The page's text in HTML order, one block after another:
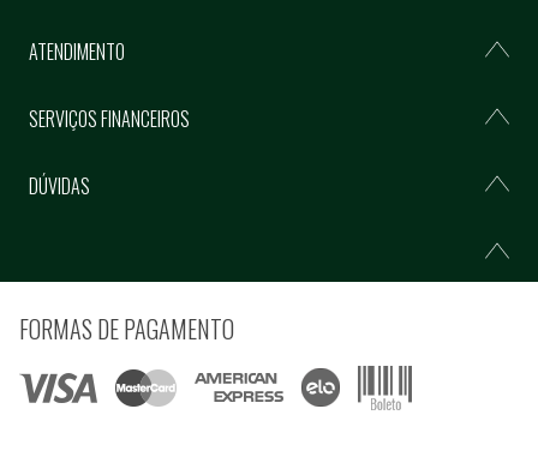
ATENDIMENTO
SERVIÇOS FINANCEIROS
DÚVIDAS
FORMAS DE PAGAMENTO